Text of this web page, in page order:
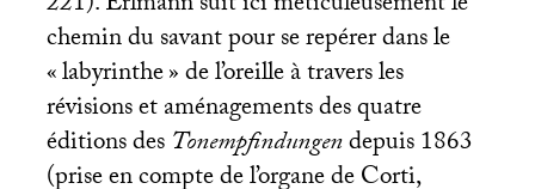
chemin du savant pour se repérer dans le
«labyrinthe» de l’oreille à travers les
révisions et aménagements des quatre
éditions desTonempfindungendepuis 1863
(prise en compte de l’organe de Corti,